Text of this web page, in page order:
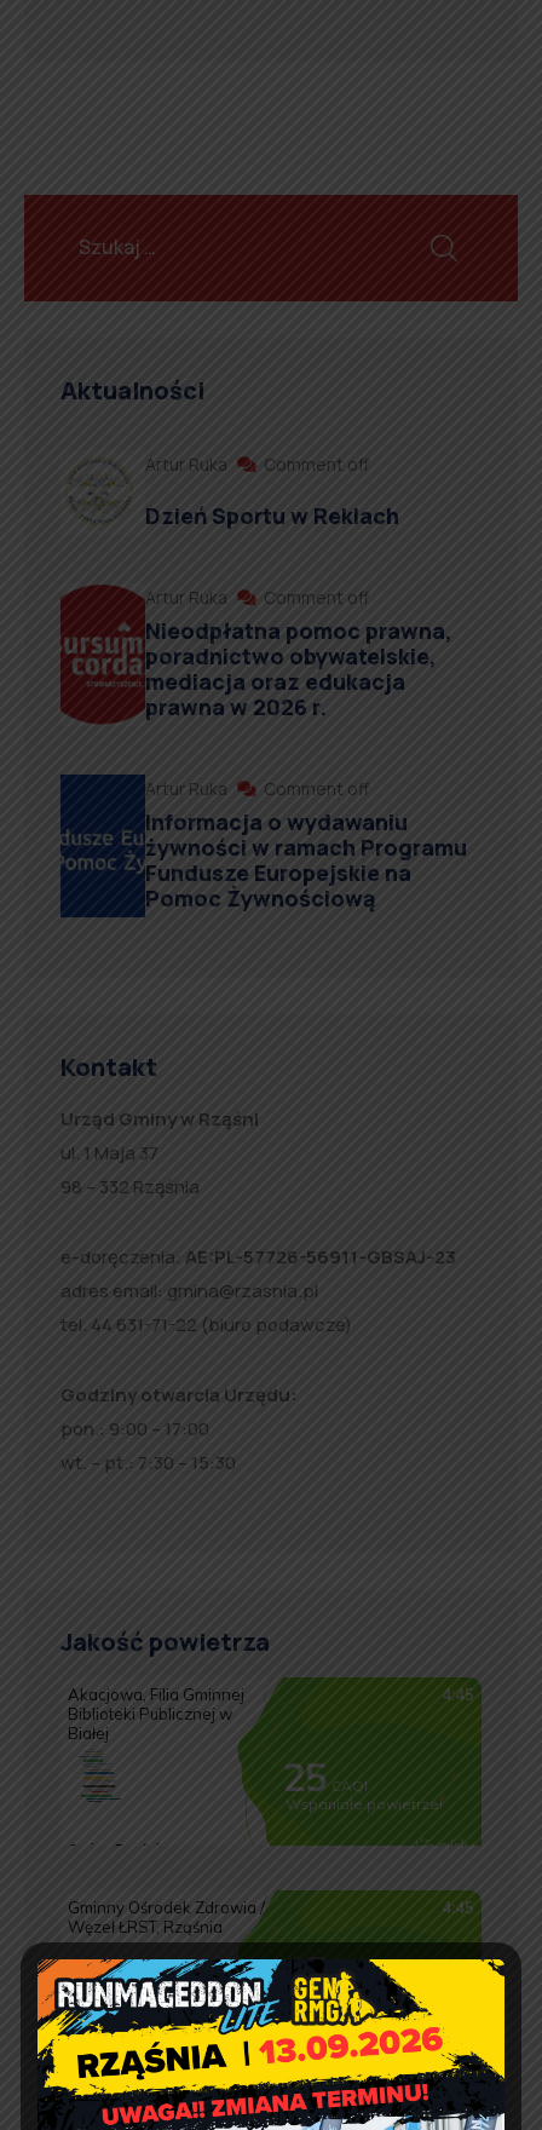
Aktualności
Artur Ruka Comment off
Dzień Sportu w Reklach
Artur Ruka Comment off
Nieodpłatna pomoc prawna,
poradnictwo obywatelskie,
mediacja oraz edukacja
prawna w 2026 r.
Artur Ruka Comment off
Informacja o wydawaniu
żywności w ramach Programu
Fundusze Europejskie na
Pomoc Żywnościową
Kontakt
Urząd Gminy w Rząśni
ul. 1 Maja 37
98 – 332 Rząśnia
e-doręczenia: AE:PL-57726-56911-GBSAJ-23
adres email: gmina@rzasnia.pl
tel. 44 631-71-22 (biuro podawcze)
Godziny otwarcia Urzędu:
pon.: 9:00 – 17:00
wt. – pt.: 7:30 – 15:30
Jakość powietrza